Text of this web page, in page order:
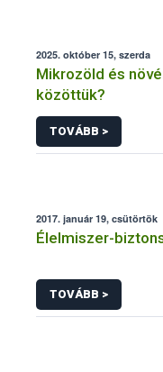
2025. október 15, szerda
Mikrozöld és
közöttük?
TOVÁBB >
2017. január 19, csütörtök
Élelmiszer-
TOVÁBB >